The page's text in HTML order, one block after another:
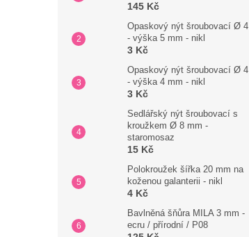
145 Kč
Opaskový nýt šroubovací Ø 4
- výška 5 mm - nikl
3 Kč
Opaskový nýt šroubovací Ø 4
- výška 4 mm - nikl
3 Kč
Sedlářský nýt šroubovací s
kroužkem Ø 8 mm -
staromosaz
15 Kč
Polokroužek šířka 20 mm na
koženou galanterii - nikl
4 Kč
Bavlněná šňůra MILA 3 mm -
ecru / přírodní / P08